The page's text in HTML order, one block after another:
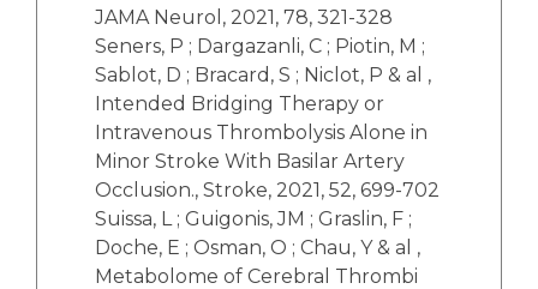
JAMA Neurol, 2021, 78, 321-328
Seners, P ; Dargazanli, C ; Piotin, M ;
Sablot, D ; Bracard, S ; Niclot, P & al ,
Intended Bridging Therapy or
Intravenous Thrombolysis Alone in
Minor Stroke With Basilar Artery
Occlusion., Stroke, 2021, 52, 699-702
Suissa, L ; Guigonis, JM ; Graslin, F ;
Doche, E ; Osman, O ; Chau, Y & al ,
Metabolome of Cerebral Thrombi